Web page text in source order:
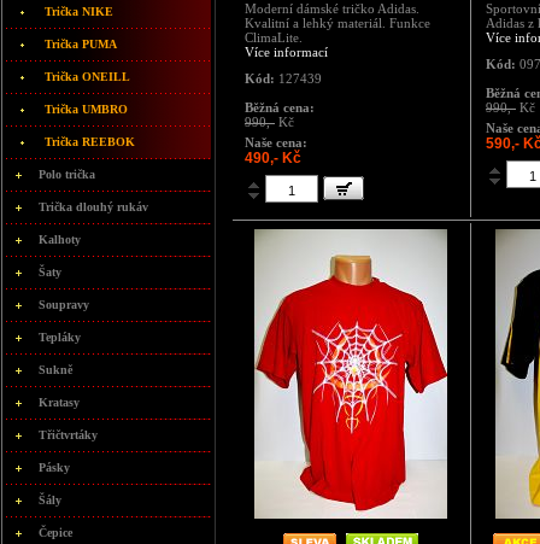
Trička NIKE
Trička PUMA
Trička ONEILL
Trička UMBRO
Trička REEBOK
Polo trička
Trička dlouhý rukáv
Kalhoty
Šaty
Soupravy
Tepláky
Sukně
Kratasy
Třičtvrtáky
Pásky
Šály
Čepice
Moderní dámské tričko Adidas.
Kvalitní a lehký materiál. Funkce
ClimaLite.
Více informací
Kód: 127439
Běžná cena:
990,- Kč
Naše cena:
490,- Kč
Adidas z
Více
Kód:
Běžná
990,- Kč
Naše
590,-